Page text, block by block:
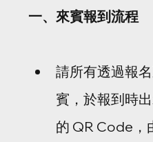
一、來賓報到流程
請所有透過報
賓，於報到時
的 QR Code，